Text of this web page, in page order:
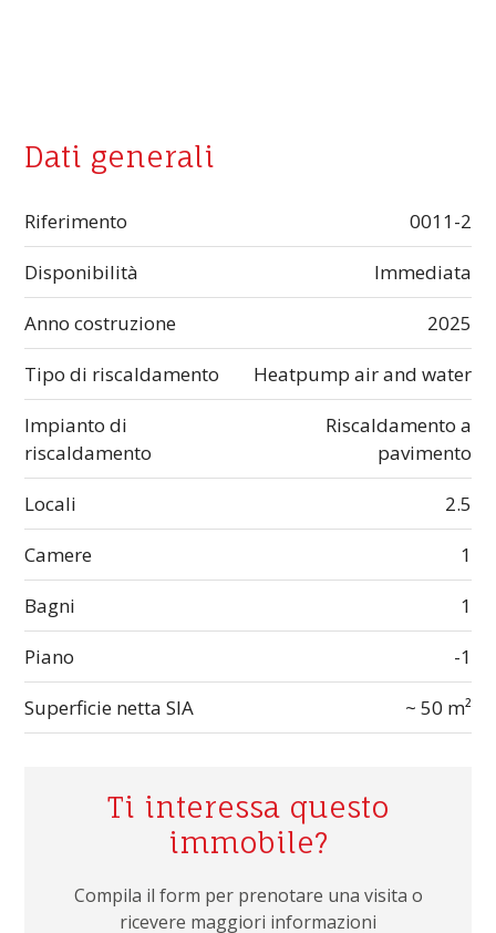
Dati generali
Riferimento
0011-2
Disponibilità
Immediata
Anno costruzione
2025
Tipo di riscaldamento
Heatpump air and water
Impianto di
riscaldamento
Riscaldamento a
pavimento
Locali
2.5
Camere
1
Bagni
1
Piano
-1
Superficie netta SIA
~ 50 m²
Ti interessa questo
immobile?
Compila il form per prenotare una visita o
ricevere maggiori informazioni